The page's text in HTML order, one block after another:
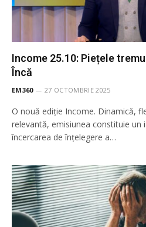
Income 25.10: Piețele
Încă
EM360 27 OCTOMBRIE 2025
O nouă ediție Income. Dinamică,
relevantă, emisiunea constituie
încercarea de înţelegere a…